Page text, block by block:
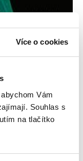
Více o cookies
Vám
Souhlas s
na tlačítko